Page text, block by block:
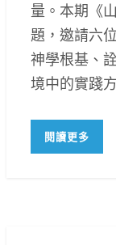
量。本期《
題，邀請六
神學根基、
境中的實踐
閱讀更多